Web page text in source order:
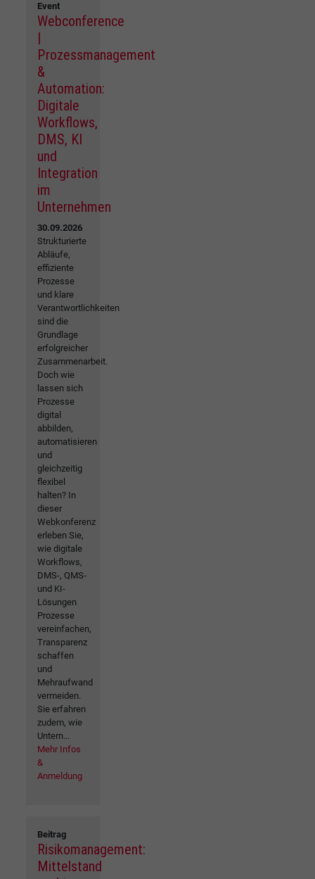
Event
Webconference
|
Prozessmanagement
&
Automation:
Digitale
Workflows,
DMS, KI
und
Integration
im
Unternehmen
30.09.2026
Strukturierte
Abläufe,
effiziente
Prozesse
und klare
Verantwortlichkeiten
sind die
Grundlage
erfolgreicher
Zusammenarbeit.
Doch wie
lassen sich
Prozesse
digital
abbilden,
automatisieren
und
gleichzeitig
flexibel
halten? In
dieser
Webkonferenz
erleben Sie,
wie digitale
Workflows,
DMS-, QMS-
und KI-
Lösungen
Prozesse
vereinfachen,
Transparenz
schaffen
und
Mehraufwand
vermeiden.
Sie erfahren
zudem, wie
Untern...
Mehr Infos
&
Anmeldung
Beitrag
Risikomanagement:
Mittelstand